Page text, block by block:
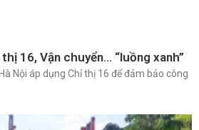
16, Vận chuyển… “luồng xanh”
Nội áp dụng Chỉ thị 16 để đảm bảo công